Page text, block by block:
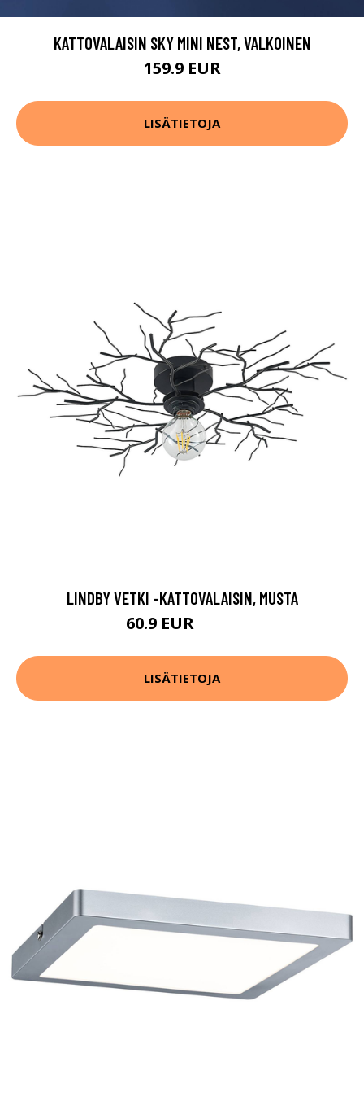
KATTOVALAISIN SKY MINI NEST, VALKOINEN
159.9 EUR
LISÄTIETOJA
LINDBY VETKI -KATTOVALAISIN, MUSTA
60.9 EUR
LISÄTIETOJA